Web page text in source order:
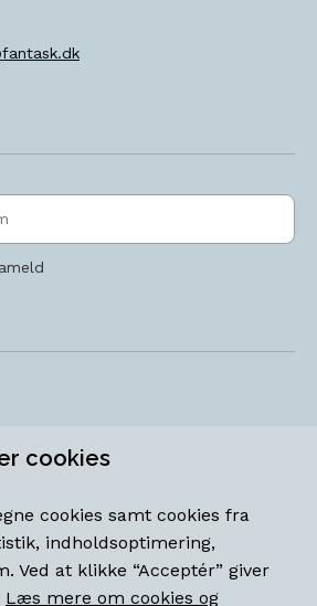
cookies
cookies samt cookies fra
indholdsoptimering,
Ved at klikke “Acceptér” giver
Læs mere om cookies og